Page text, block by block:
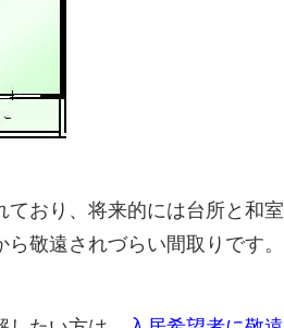
おり、将来的には台所と和室
敬遠されづらい間取りです。